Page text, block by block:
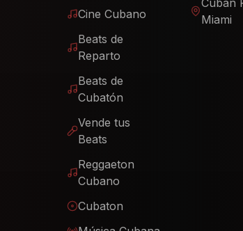
Cine Cubano
Beats de
Reparto
Beats de
Cubatón
Vende tus
Beats
Reggaeton
Cubano
Cubaton
Cuban
Miami